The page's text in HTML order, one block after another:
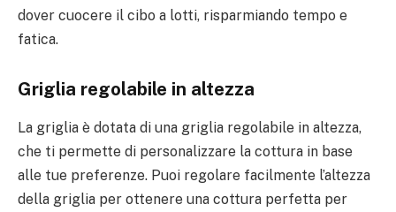
dover cuocere il cibo a lotti, risparmiando tempo e
fatica.
Griglia regolabile in altezza
La griglia è dotata di una griglia regolabile in altezza,
che ti permette di personalizzare la cottura in base
alle tue preferenze. Puoi regolare facilmente l’altezza
della griglia per ottenere una cottura perfetta per